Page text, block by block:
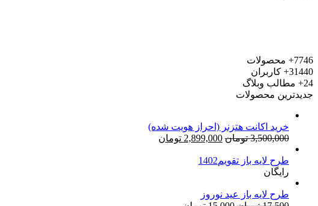
7746+
محصولات
31440+
کاربران
24+
مطالب وبلاگ
جدیدترین محصولات
خرید اکانت هتزنر (احراز هویت شده)
3,500,000 تومان قیمت
2,899,000 تومان
طرح لایه باز تقویم1402
رایگان
طرح لایه باز عید نوروز